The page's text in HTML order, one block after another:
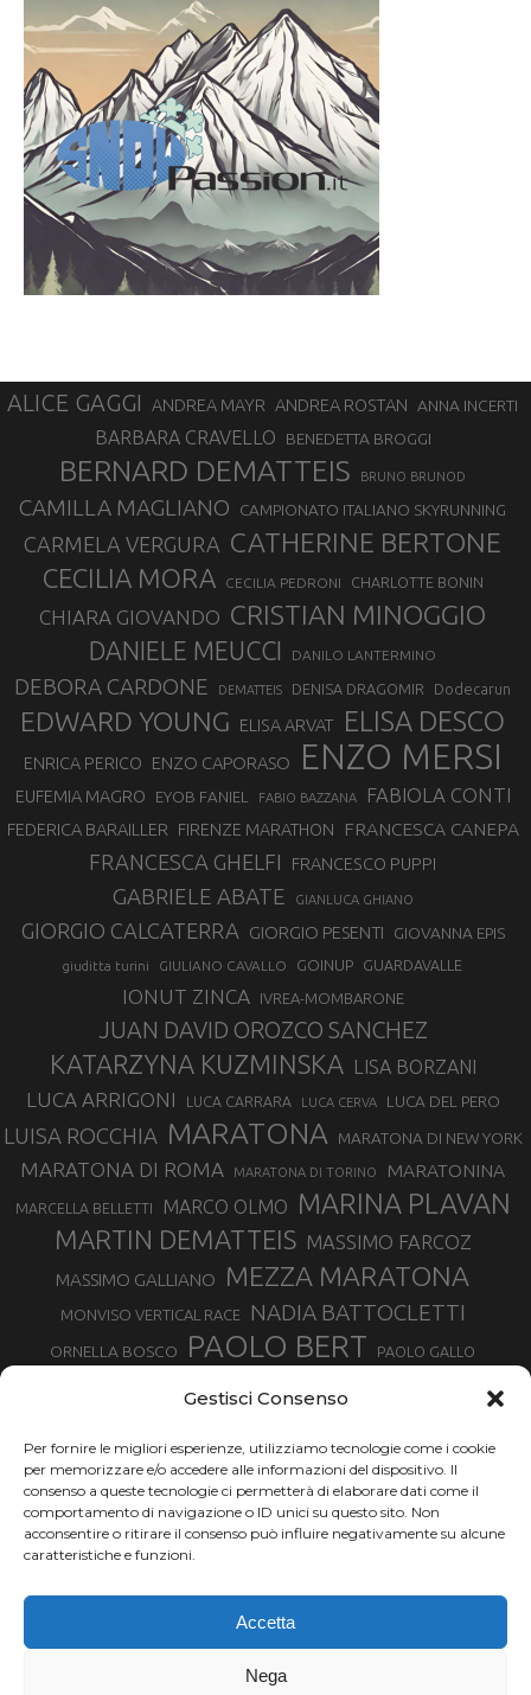
Gestisci Consenso
Per fornire le migliori esperienze, utilizziamo tecnologie come i cookie
per memorizzare e/o accedere alle informazioni del dispositivo. Il
consenso a queste tecnologie ci permetterà di elaborare dati come il
comportamento di navigazione o ID unici su questo sito. Non
acconsentire o ritirare il consenso può influire negativamente su alcune
caratteristiche e funzioni.
Accetta
Nega
ALICE GAGGI ANDREA MAYR ANDREA ROSTAN ANNA INCERTI
BARBARA CRAVELLO BENEDETTA BROGGI
BERNARD DEMATTEIS BRUNO BRUNOD
CAMILLA MAGLIANO CAMPIONATO ITALIANO SKYRUNNING
CARMELA VERGURA CATHERINE BERTONE
CECILIA MORA CECILIA PEDRONI CHARLOTTE BONIN
CHIARA GIOVANDO CRISTIAN MINOGGIO
DANIELE MEUCCI DANILO LANTERMINO
DEBORA CARDONE DEMATTEIS DENISA DRAGOMIR Dodecarun
EDWARD YOUNG ELISA ARVAT ELISA DESCO
ENRICA PERICO ENZO CAPORASO ENZO MERSI
EUFEMIA MAGRO EYOB FANIEL FABIO BAZZANA FABIOLA CONTI
FEDERICA BARAILLER FIRENZE MARATHON FRANCESCA CANEPA
FRANCESCA GHELFI FRANCESCO PUPPI
GABRIELE ABATE GIANLUCA GHIANO
GIORGIO CALCATERRA GIORGIO PESENTI GIOVANNA EPIS
giuditta turini GIULIANO CAVALLO GOINUP GUARDAVALLE
IONUT ZINCA IVREA-MOMBARONE
JUAN DAVID OROZCO SANCHEZ
KATARZYNA KUZMINSKA LISA BORZANI
LUCA ARRIGONI LUCA CARRARA LUCA CERVA LUCA DEL PERO
LUISA ROCCHIA MARATONA MARATONA DI NEW YORK
MARATONA DI ROMA MARATONA DI TORINO MARATONINA
MARCELLA BELLETTI MARCO OLMO MARINA PLAVAN
MARTIN DEMATTEIS MASSIMO FARCOZ
MASSIMO GALLIANO MEZZA MARATONA
MONVISO VERTICAL RACE NADIA BATTOCLETTI
ORNELLA BOSCO PAOLO BERT PAOLO GALLO
SILVIA SERAFINI SONIA GLAREY TAVAGNASCO TOR DES GEANTS
TOUR MONVISO TRAIL TRAIL MONTE CASTO TROFEO KIMA
TURIN MARATHON URBAN ZEMMER VAL DI FASSA RUNNING
VALENTINA BELOTTI
VENICE MARATHON
XAVIER CHEVRIER